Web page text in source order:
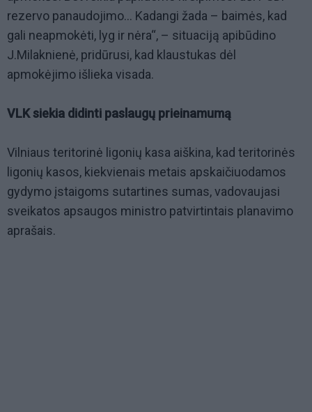
rezervo panaudojimo… Kadangi žada – baimės, kad
gali neapmokėti, lyg ir nėra“, – situaciją apibūdino
J.Milaknienė, pridūrusi, kad klaustukas dėl
apmokėjimo išlieka visada.
VLK siekia didinti paslaugų prieinamumą
Vilniaus teritorinė ligonių kasa aiškina, kad teritorinės
ligonių kasos, kiekvienais metais apskaičiuodamos
gydymo įstaigoms sutartines sumas, vadovaujasi
sveikatos apsaugos ministro patvirtintais planavimo
aprašais.